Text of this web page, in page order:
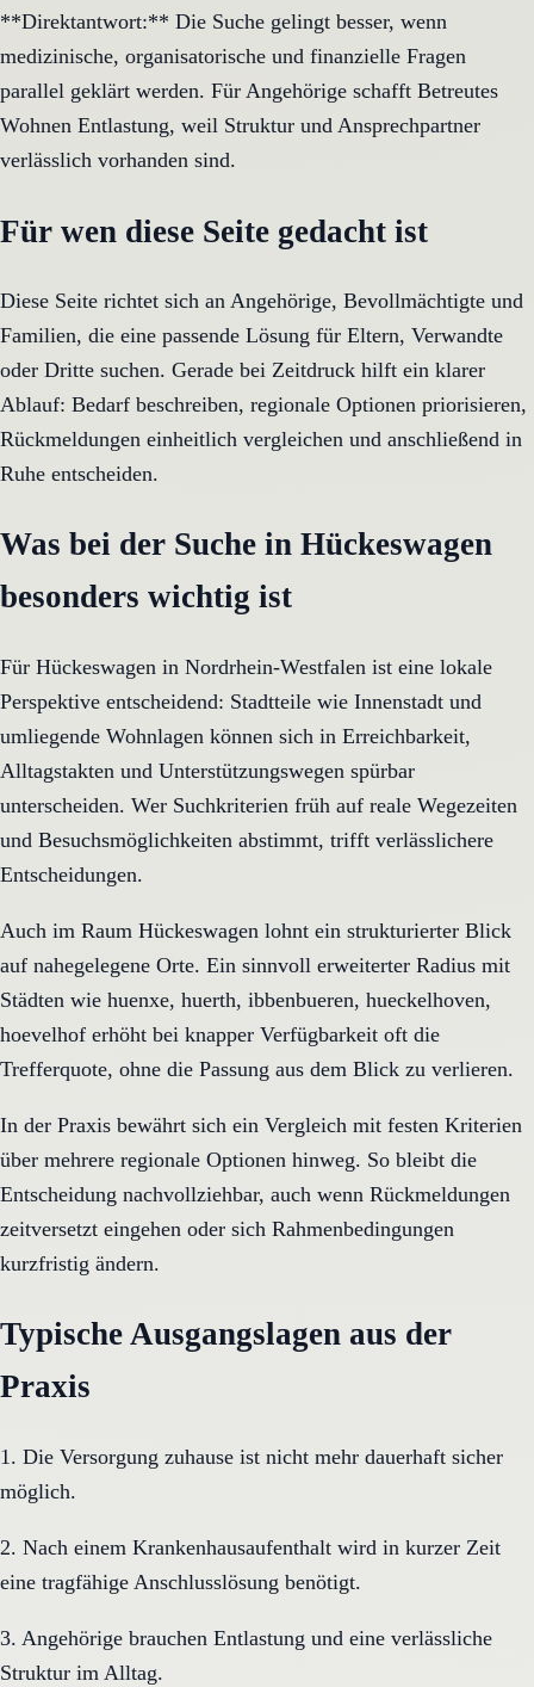
**Direktantwort:** Die Suche gelingt besser, wenn
medizinische, organisatorische und finanzielle Fragen
parallel geklärt werden. Für Angehörige schafft Betreutes
Wohnen Entlastung, weil Struktur und Ansprechpartner
verlässlich vorhanden sind.
Für wen diese Seite gedacht ist
Diese Seite richtet sich an Angehörige, Bevollmächtigte und
Familien, die eine passende Lösung für Eltern, Verwandte
oder Dritte suchen. Gerade bei Zeitdruck hilft ein klarer
Ablauf: Bedarf beschreiben, regionale Optionen priorisieren,
Rückmeldungen einheitlich vergleichen und anschließend in
Ruhe entscheiden.
Was bei der Suche in Hückeswagen
besonders wichtig ist
Für Hückeswagen in Nordrhein-Westfalen ist eine lokale
Perspektive entscheidend: Stadtteile wie Innenstadt und
umliegende Wohnlagen können sich in Erreichbarkeit,
Alltagstakten und Unterstützungswegen spürbar
unterscheiden. Wer Suchkriterien früh auf reale Wegezeiten
und Besuchsmöglichkeiten abstimmt, trifft verlässlichere
Entscheidungen.
Auch im Raum Hückeswagen lohnt ein strukturierter Blick
auf nahegelegene Orte. Ein sinnvoll erweiterter Radius mit
Städten wie huenxe, huerth, ibbenbueren, hueckelhoven,
hoevelhof erhöht bei knapper Verfügbarkeit oft die
Trefferquote, ohne die Passung aus dem Blick zu verlieren.
In der Praxis bewährt sich ein Vergleich mit festen Kriterien
über mehrere regionale Optionen hinweg. So bleibt die
Entscheidung nachvollziehbar, auch wenn Rückmeldungen
zeitversetzt eingehen oder sich Rahmenbedingungen
kurzfristig ändern.
Typische Ausgangslagen aus der
Praxis
1. Die Versorgung zuhause ist nicht mehr dauerhaft sicher
möglich.
2. Nach einem Krankenhausaufenthalt wird in kurzer Zeit
eine tragfähige Anschlusslösung benötigt.
3. Angehörige brauchen Entlastung und eine verlässliche
Struktur im Alltag.